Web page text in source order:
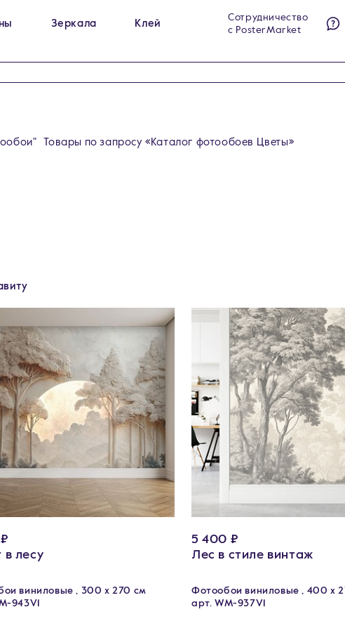
Зеркала Клей
Сотрудничество
с PosterMarket
Товары по запросу «Каталог фотообоев Цветы»
в лесу
виниловые , 300 х 270 см
943V1
5 400 ₽
Лес в стиле винтаж
Фотообои виниловые , 400 х
арт. WM-937V1